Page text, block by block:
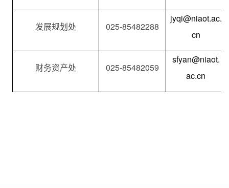
发展规划处 025-85482288
jyqi@niaot.ac.
cn
财务资产处 025-85482059
sfyan@niaot.
ac.cn